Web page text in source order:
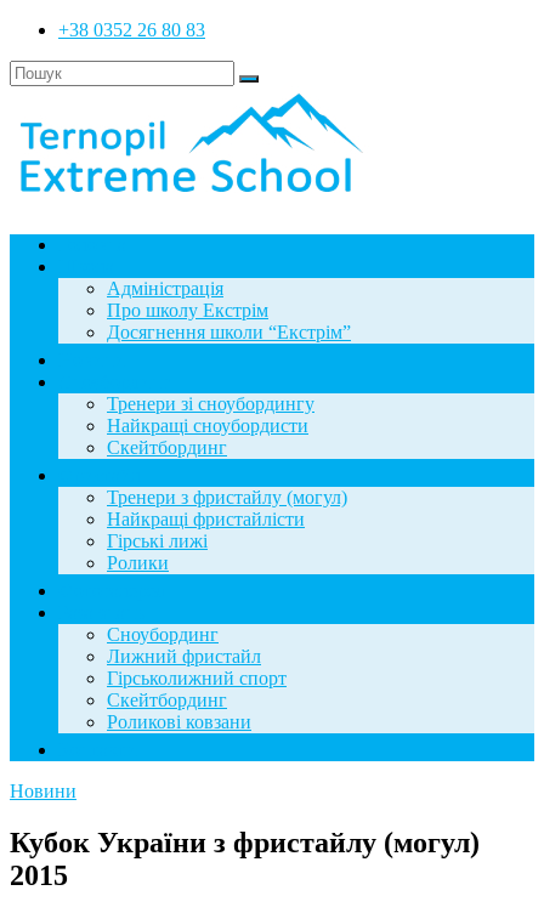
+38 0352 26 80 83
Адміністрація
Про школу Екстрім
Досягнення школи “Екстрім”
Тренери зі сноубордингу
Найкращі сноубордисти
Скейтбординг
Тренери з фристайлу (могул)
Найкращі фристайлісти
Гірські лижі
Ролики
Сноубординг
Лижний фристайл
Гірськолижний спорт
Скейтбординг
Роликові ковзани
Новини
Кубок України з фристайлу (могул)
2015